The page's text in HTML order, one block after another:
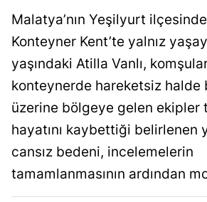
Malatya’nın Yeşilyurt
Konteyner Kent’te yalnız
yaşındaki Atilla Vanlı,
konteynerde hareketsiz halde
üzerine bölgeye gelen ekipler
hayatını kaybettiği belirlenen
cansız bedeni, incelemelerin
tamamlanmasının ardından